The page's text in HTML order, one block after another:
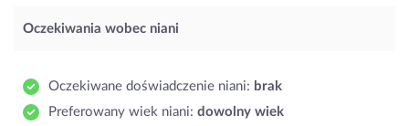
Oczekiwania wobec niani
Oczekiwane doświadczenie niani: brak
Preferowany wiek niani: dowolny wiek